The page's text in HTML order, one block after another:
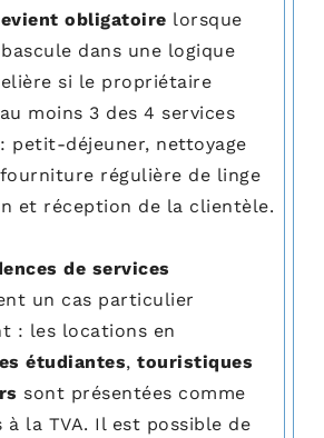
obligatoire lorsque
dans une logique
si le propriétaire
moins 3 des 4 services
petit-déjeuner, nettoyage
régulière de linge
et réception de la clientèle.
de services
un cas particulier
: les locations en
étudiantes,touristiques
sont présentées comme
à la TVA. Il est possible de